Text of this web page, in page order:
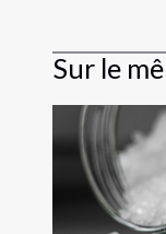
Sur le